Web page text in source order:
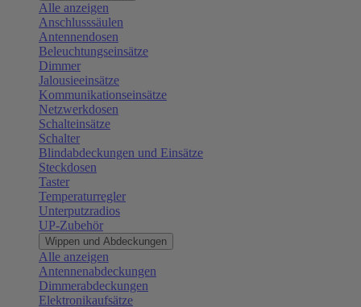
Alle anzeigen
Anschlusssäulen
Antennendosen
Beleuchtungseinsätze
Dimmer
Jalousieeinsätze
Kommunikationseinsätze
Netzwerkdosen
Schalteinsätze
Schalter
Blindabdeckungen und Einsätze
Steckdosen
Taster
Temperaturregler
Unterputzradios
UP-Zubehör
Wippen und Abdeckungen
Alle anzeigen
Antennenabdeckungen
Dimmerabdeckungen
Elektronikaufsätze